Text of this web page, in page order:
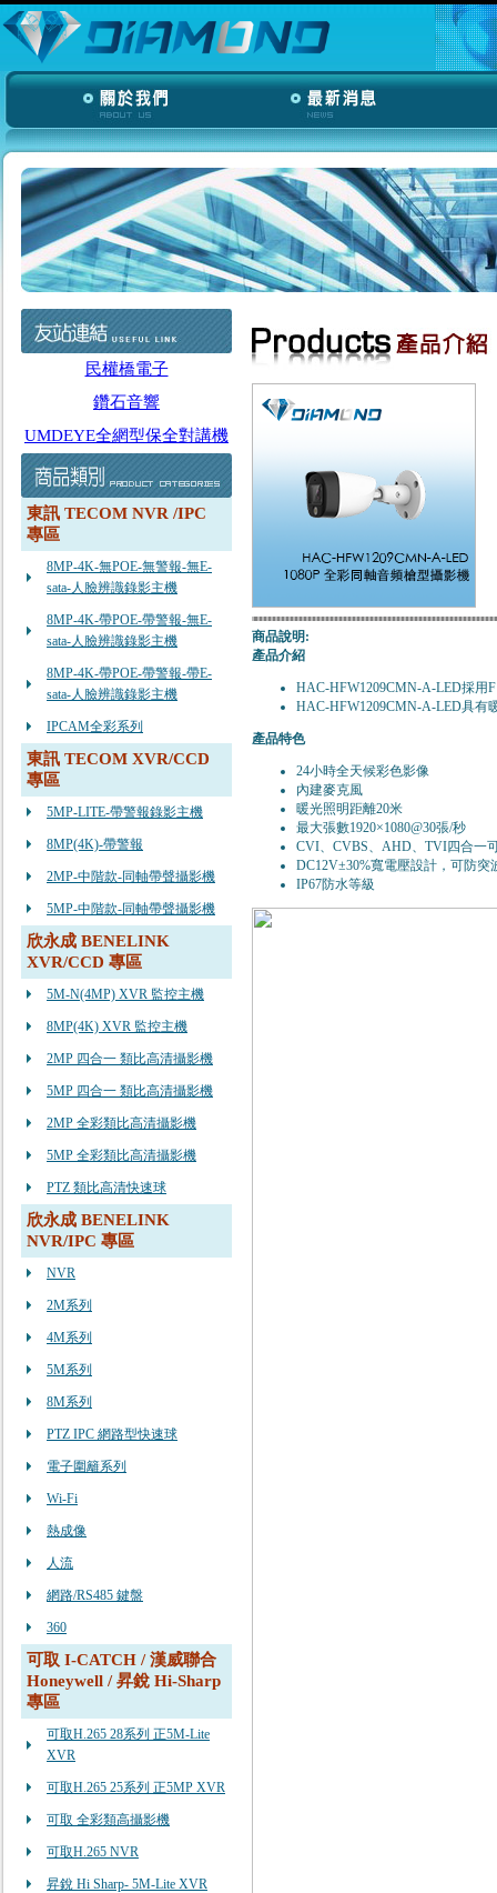
民權橋電子
鑽石音響
UMDEYE全網型保全對講機
東訊 TECOM NVR /IPC
專區
8MP-4K-無POE-無警報-無E-
sata-人臉辨識錄影主機
8MP-4K-帶POE-帶警報-無E-
sata-人臉辨識錄影主機
8MP-4K-帶POE-帶警報-帶E-
sata-人臉辨識錄影主機
IPCAM全彩系列
東訊 TECOM XVR/CCD
專區
5MP-LITE-帶警報錄影主機
8MP(4K)-帶警報
2MP-中階款-同軸帶聲攝影機
5MP-中階款-同軸帶聲攝影機
欣永成 BENELINK
XVR/CCD 專區
5M-N(4MP) XVR 監控主機
8MP(4K) XVR 監控主機
2MP 四合一 類比高清攝影機
5MP 四合一 類比高清攝影機
2MP 全彩類比高清攝影機
5MP 全彩類比高清攝影機
PTZ 類比高清快速球
欣永成 BENELINK
NVR/IPC 專區
NVR
2M系列
4M系列
5M系列
8M系列
PTZ IPC 網路型快速球
電子圍籬系列
Wi-Fi
熱成像
人流
網路/RS485 鍵盤
360
可取 I-CATCH / 漢威聯合
Honeywell / 昇銳 Hi-Sharp
專區
可取H.265 28系列 正5M-Lite
XVR
可取H.265 25系列 正5MP XVR
可取 全彩類高攝影機
可取H.265 NVR
昇銳 Hi Sharp- 5M-Lite XVR
商品說明:
產品介紹
HAC-HFW1209CMN-A-LED採用
HAC-HFW1209CMN-A-LED具有
產品特色
24小時全天候彩色影像
內建麥克風
暖光照明距離20米
最大張數1920×1080@30張/秒
CVI、CVBS、AHD、TVI四合一
DC12V±30%寬電壓設計，可防突
IP67防水等級